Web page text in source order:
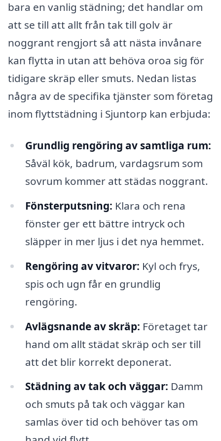
bara en vanlig städning; det handlar om
att se till att allt från tak till golv är
noggrant rengjort så att nästa invånare
kan flytta in utan att behöva oroa sig för
tidigare skräp eller smuts. Nedan listas
några av de specifika tjänster som företag
inom flyttstädning i Sjuntorp kan erbjuda:
Grundlig rengöring av samtliga rum:
Såväl kök, badrum, vardagsrum som
sovrum kommer att städas noggrant.
Fönsterputsning: Klara och rena
fönster ger ett bättre intryck och
släpper in mer ljus i det nya hemmet.
Rengöring av vitvaror: Kyl och frys,
spis och ugn får en grundlig
rengöring.
Avlägsnande av skräp: Företaget tar
hand om allt städat skräp och ser till
att det blir korrekt deponerat.
Städning av tak och väggar: Damm
och smuts på tak och väggar kan
samlas över tid och behöver tas om